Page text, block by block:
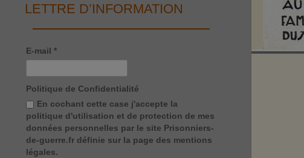
LETTRE D’INFORMATION
E-mail *
Politique de Confidentialité
En cochant cette case j'accepte la
politique d'utilisation et de protection de mes
données personnelles par le site Prisonniers-
de-guerre.fr définie sur la page des mentions
légales.